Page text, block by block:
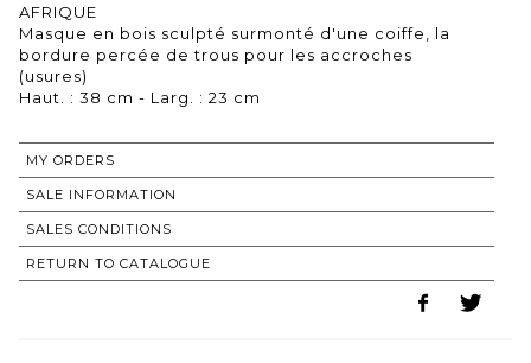
AFRIQUE
Masque en bois sculpté surmonté d'une coiffe, la
bordure percée de trous pour les accroches
(usures)
Haut. : 38 cm - Larg. : 23 cm
MY ORDERS
SALE INFORMATION
SALES CONDITIONS
RETURN TO CATALOGUE